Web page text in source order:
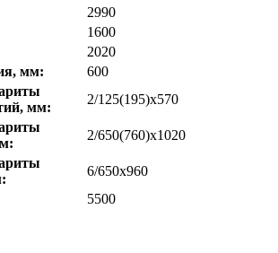
2990
1600
2020
мм:
600
мм:
2/125(195)х570
2/650(760)х1020
6/650х960
5500